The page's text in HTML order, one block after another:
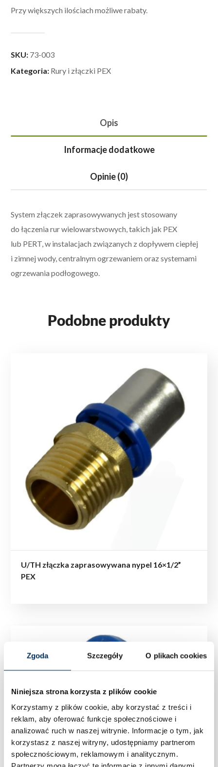
Zgoda Szczegóły O plikach cookies
Niniejsza strona korzysta z plików cookie
Korzystamy z plików cookie, aby korzystać z treści i
reklam, aby oferować funkcje społecznościowe i
analizować ruch w naszej witrynie. Informacje o tym, jak
korzystasz z naszej witryny, udostępniamy partnerom
społecznościowym, reklamowym i analitycznym.
Partnerzy mogą łączyć te informacje z innymi danymi
Przy większych ilościach możliwe rabaty.
SKU: 73-003
Kategoria: Rury i złączki PEX
Opis
Informacje dodatkowe
Opinie (0)
System złączek zaprasowywanych jest stosowany
do łączenia rur wielowarstwowych, takich jak PEX
lub PERT, w instalacjach związanych z dopływem ciepłej
i zimnej wody, centralnym ogrzewaniem oraz systemami
ogrzewania podłogowego.
Podobne produkty
U/TH złączka zaprasowywana nypel 16×1/2”
PEX